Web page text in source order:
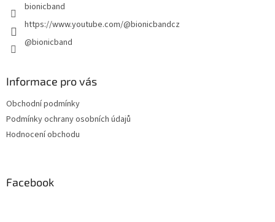
bionicband
https://www.youtube.com/@bionicbandcz
@bionicband
Informace pro vás
Obchodní podmínky
Podmínky ochrany osobních údajů
Hodnocení obchodu
Facebook